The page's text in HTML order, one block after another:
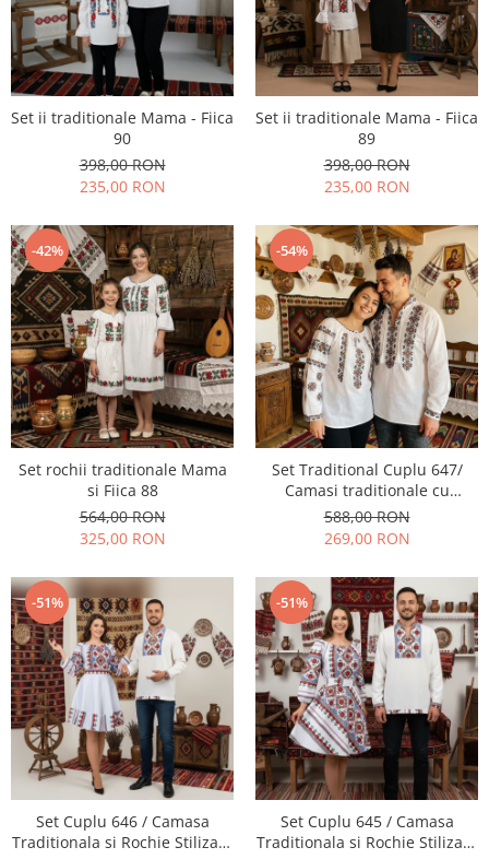
Set ii traditionale Mama - Fiica
90
398,00 RON
235,00 RON
Set ii traditionale Mama - Fiica
89
398,00 RON
235,00 RON
-42%
Set rochii traditionale Mama
si Fiica 88
564,00 RON
325,00 RON
-54%
Set Traditional Cuplu 647/
Camasi traditionale cu
broderie
588,00 RON
269,00 RON
-51%
Set Cuplu 646 / Camasa
Traditionala si Rochie Stilizata
-51%
Set Cuplu 645 / Camasa
Traditionala si Rochie Stilizata